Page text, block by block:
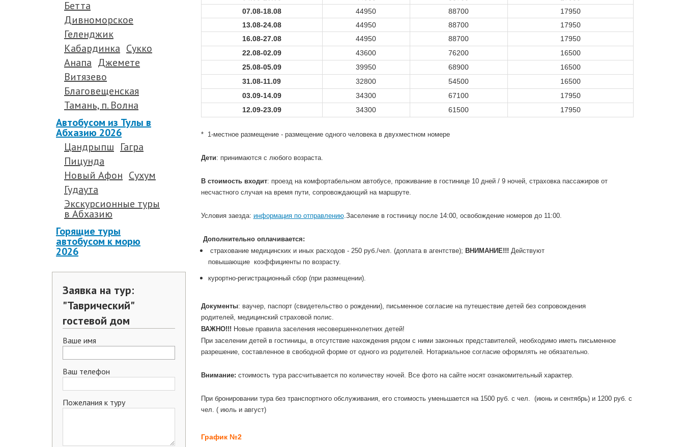
Бетта
Дивноморское
Геленджик
Кабардинка Сукко
Анапа Джемете
Витязево
Благовещенская
Тамань, п. Волна
Автобусом из Тулы в
Абхазию 2026
Цандрыпш Гагра
Пицунда
Новый Афон Сухум
Гудаута
Экскурсионные туры
в Абхазию
Горящие туры
автобусом к морю
2026
Заявка на тур:
"Таврический"
гостевой дом
Ваше имя
Ваш телефон
Пожелания к туру
07.08-18.08
44950 88700
17950
13.08-24.08
44950 88700
17950
16.08-27.08
44950 88700
17950
22.08-02.09
43600 76200
16500
25.08-05.09
39950 68900
16500
31.08-11.09
32800 54500
16500
03.09-14.09
34300 67100
17950
12.09-23.09
34300 61500 17950
* 1-местное размещение - размещение одного человека в двухместном номере
Дети: принимаются с любого возраста.
В стоимость входит: проезд на комфортабельном автобусе, проживание в гостинице 10 дней / 9 ночей, страховка пассажиров от
несчастного случая на время пути, сопровождающий на маршруте.
Условия заезда: информация по отправлению.Заселение в гостиницу после 14:00, освобождение номеров до 11:00.
Дополнительно оплачивается:
страхование медицинских и иных расходов - 250 руб./чел. (доплата в агентстве); ВНИМАНИЕ!!! Действуют
повышающие коэффициенты по возрасту.
курортно-регистрационный сбор (при размещении).
Документы: ваучер, паспорт (свидетельство о рождении), письменное согласие на путешествие детей без сопровождения
родителей, медицинский страховой полис.
ВАЖНО!!! Новые правила заселения несовершеннолетних детей!
При заселении детей в гостиницы, в отсутствие нахождения рядом с ними законных представителей, необходимо иметь письменное
разрешение, составленное в свободной форме от одного из родителей. Нотариальное согласие оформлять не обязательно.
Внимание: стоимость тура рассчитывается по количеству ночей. Все фото на сайте носят ознакомительный характер.
При бронировании тура без транспортного обслуживания, его стоимость уменьшается на 1500 руб. с чел. (июнь и сентябрь) и 1200 руб. с
чел. ( июль и август)
График №2